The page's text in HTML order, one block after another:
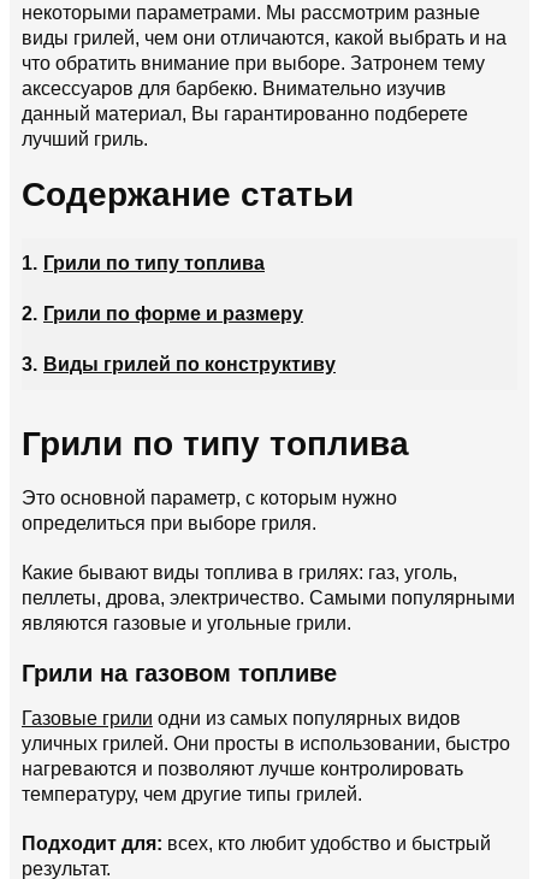
некоторыми параметрами. Мы рассмотрим разные
виды грилей, чем они отличаются, какой выбрать и на
что обратить внимание при выборе. Затронем тему
аксессуаров для барбекю. Внимательно изучив
данный материал, Вы гарантированно подберете
лучший гриль.
Содержание статьи
Грили по типу топлива
Грили по форме и размеру
Виды грилей по конструктиву
Грили по типу топлива
Это основной параметр, с которым нужно
определиться при выборе гриля.
Какие бывают виды топлива в грилях: газ, уголь,
пеллеты, дрова, электричество. Самыми популярными
являются газовые и угольные грили.
Грили на газовом топливе
Газовые грили одни из самых популярных видов
уличных грилей. Они просты в использовании, быстро
нагреваются и позволяют лучше контролировать
температуру, чем другие типы грилей.
Подходит для: всех, кто любит удобство и быстрый
результат.